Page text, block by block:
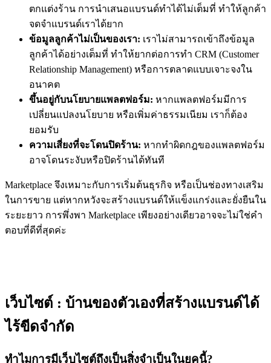
ตกแต่งร้าน การนำเสนอแบรนด์ทำได้ไม่เต็มที่ ทำให้ลูกค้า
จดจำแบรนด์เราได้ยาก
ข้อมูลลูกค้าไม่เป็นของเรา: เราไม่สามารถเข้าถึงข้อมูล
ลูกค้าได้อย่างเต็มที่ ทำให้ยากต่อการทำ CRM (Customer
Relationship Management) หรือการตลาดแบบเจาะจงใน
อนาคต
ขึ้นอยู่กับนโยบายแพลตฟอร์ม: หากแพลตฟอร์มมีการ
เปลี่ยนแปลงนโยบาย หรือเพิ่มค่าธรรมเนียม เราก็ต้อง
ยอมรับ
ความเสี่ยงที่จะโดนปิดร้าน: หากทำผิดกฎของแพลตฟอร์ม
อาจโดนระงับหรือปิดร้านได้ทันที
Marketplace จึงเหมาะกับการเริ่มต้นธุรกิจ หรือเป็นช่องทางเสริม
ในการขาย แต่หากหวังจะสร้างแบรนด์ให้แข็งแกร่งและยั่งยืนใน
ระยะยาว การพึ่งพา Marketplace เพียงอย่างเดียวอาจจะไม่ใช่คำ
ตอบที่ดีที่สุดค่ะ
เว็บไซต์ : บ้านของตัวเองที่สร้างแบรนด์ได้
ไร้ขีดจำกัด
ทำไมการมีเว็บไซต์ถึงเป็นสิ่งจำเป็นในยุคนี้?